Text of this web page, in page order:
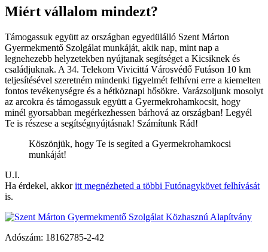
Miért vállalom mindezt?
Támogassuk együtt az országban egyedülálló Szent Márton
Gyermekmentő Szolgálat munkáját, akik nap, mint nap a
legnehezebb helyzetekben nyújtanak segítséget a Kicsiknek és
családjuknak. A 34. Telekom Vivicittá Városvédő Futáson 10 km
teljesítésével szeretném mindenki figyelmét felhívni erre a kiemelten
fontos tevékenységre és a hétköznapi hősökre. Varázsoljunk mosolyt
az arcokra és támogassuk együtt a Gyermekrohamkocsit, hogy
minél gyorsabban megérkezhessen bárhová az országban! Legyél
Te is részese a segítségnyújtásnak! Számítunk Rád!
Köszönjük, hogy Te is segíted a Gyermek­roham­kocsi
munkáját!
U.I.
Ha érdekel, akkoritt megnézheted a többi Futónagykövet felhívását
is.
Adószám: 18162785-2-42